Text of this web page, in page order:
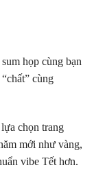
họp cùng bạn
cùng
chọn trang
mới như vàng,
vibe Tết hơn.